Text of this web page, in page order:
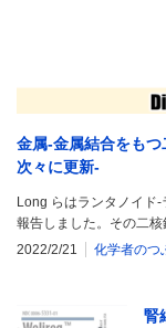
金属-金属結合をも
次々に更新-
Long らはランタノイド
報告しました。その二
2022/2/21
化学者のつ
腎